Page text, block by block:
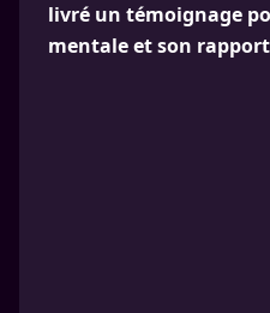
livré un témoignage
mentale et son